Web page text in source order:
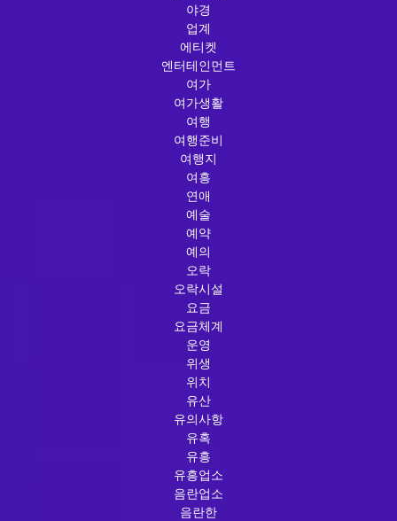
야경
업계
에티켓
엔터테인먼트
여가
여가생활
여행
여행준비
여행지
여흥
연애
예술
예약
예의
오락
오락시설
요금
요금체계
운영
위생
위치
유산
유의사항
유혹
유흥
유흥업소
음란업소
음란한